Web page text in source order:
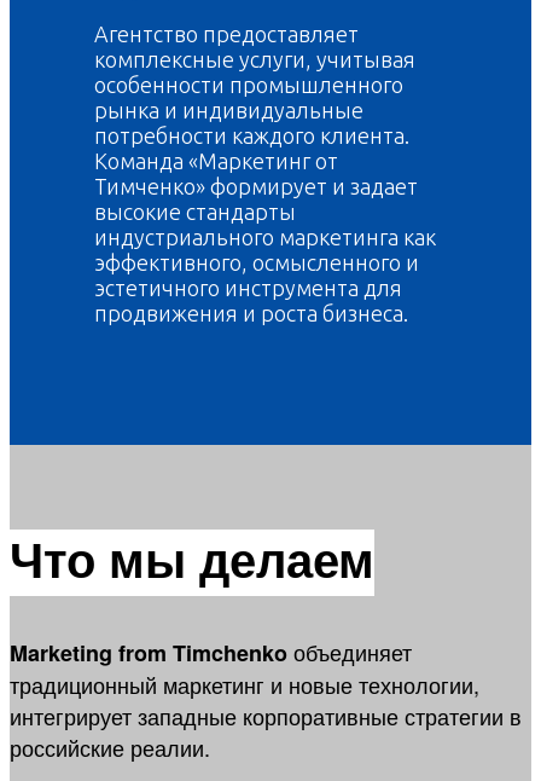
Агентство предоставляет
комплексные услуги, учитывая
особенности промышленного
рынка и индивидуальные
потребности каждого клиента.
Команда «Маркетинг от
Тимченко» формирует и задает
высокие стандарты
индустриального маркетинга как
эффективного, осмысленного и
эстетичного инструмента для
продвижения и роста бизнеса.
Что мы делаем
Marketing from Timchenkoобъединяет
традиционный маркетинг и новые технологии,
интегрирует западные корпоративные стратегии в
российские реалии.